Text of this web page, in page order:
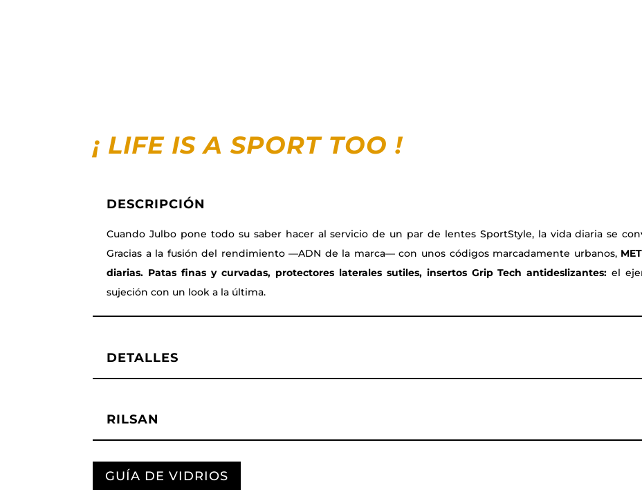
¡ LIFE IS A SPORT TOO!
DESCRIPCIÓN
Cuando Julbo pone todo su saber hacer al servicio de un par de lentes SportStyle, la vida diaria se
Gracias a la fusión del rendimiento —ADN de la marca— con unos códigos marcadamente urbanos,
diarias. Patas finas y curvadas, protectores laterales sutiles, insertos Grip Tech antideslizantes: el
sujeción con un look a la última.
DETALLES
RILSAN
GUÍA DE VIDRIOS